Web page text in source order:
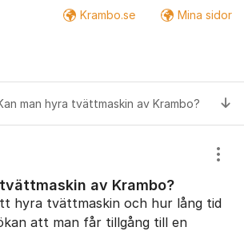
Krambo.se Mina sidor
man hyra tvättmaskin av Krambo?
av Krambo?
hyra tvättmaskin och hur lång tid
att man får tillgång till en